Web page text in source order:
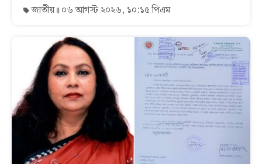
জাতীয় ০৬ আগস্ট ২০২৬, ১০:১৫ পিএম